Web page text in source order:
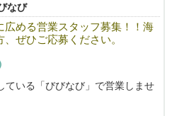
があるため、ハワイ・ロサンゼ
度も完備！
なび
める営業スタッフ募集！！海
ぜひご応募ください。
ている「びびなび」で営業しませ